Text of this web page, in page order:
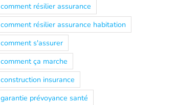
comment résilier assurance
comment résilier assurance habitation
comment s'assurer
comment ça marche
construction insurance
garantie prévoyance santé